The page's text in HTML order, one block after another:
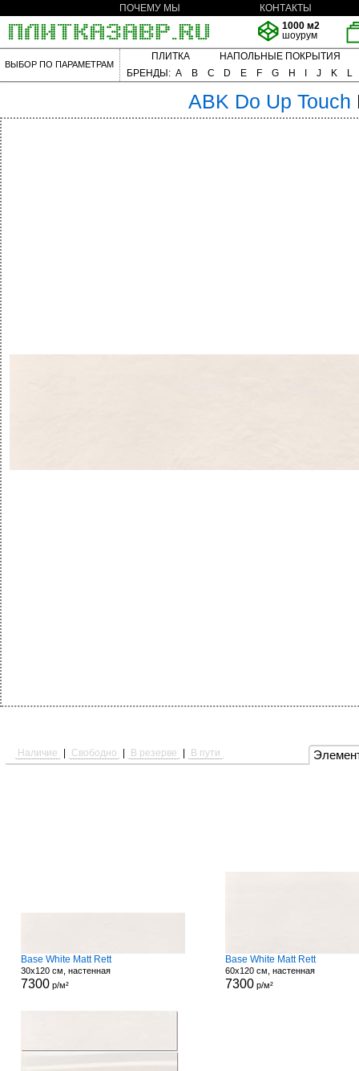
ПОЧЕМУ МЫ
КОНТАКТЫ
1000 м2
шоурум
ВЫБОР ПО ПАРАМЕТРАМ
ПЛИТКА
НАПОЛЬНЫЕ ПОКРЫТИЯ
БРЕНДЫ: A B C D E F G H J K L
ABK Do Up Touch
Наличие Свободно В резерве В пути
Base White Matt Rett
30x120 см, настенная
7300 р/м²
Base White Matt Rett
60x120 см, настенная
7300 р/м²